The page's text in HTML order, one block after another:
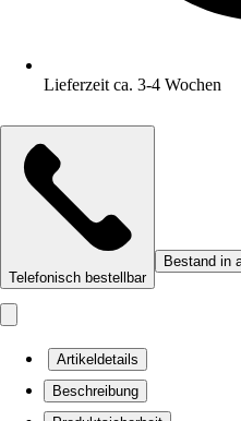
Lieferzeit ca. 3-4 Wochen
Telefonisch bestellbar
Bestand in
Artikeldetails
Beschreibung